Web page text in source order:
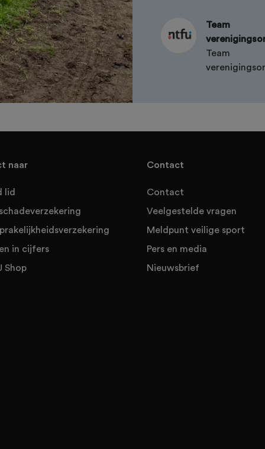
Team
Team
naar
lid
in cijfers
Shop
Contact
Contact
Veelgestelde vragen
Meldpunt veilige sport
Pers en media
Nieuwsbrief